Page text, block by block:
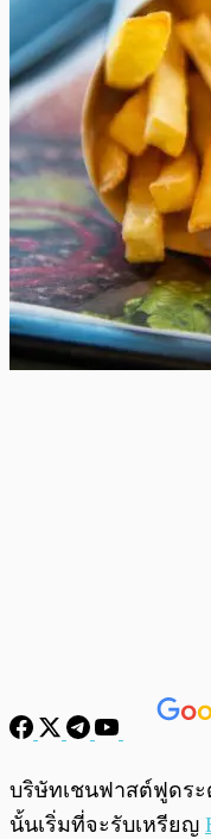
พร้อมเล่น
บริษัทเชนฟาสต์ฟูดระ
นั้นเริ่มที่จะรับเหรียญ